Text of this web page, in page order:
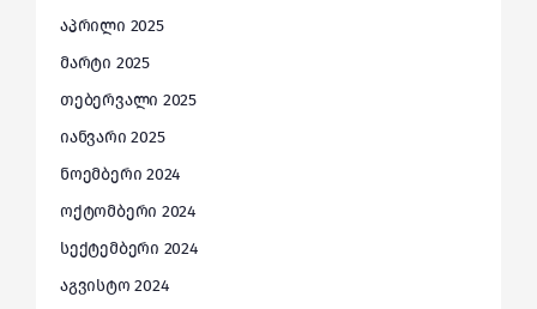
აპრილი 2025
მარტი 2025
თებერვალი 2025
იანვარი 2025
ნოემბერი 2024
ოქტომბერი 2024
სექტემბერი 2024
აგვისტო 2024